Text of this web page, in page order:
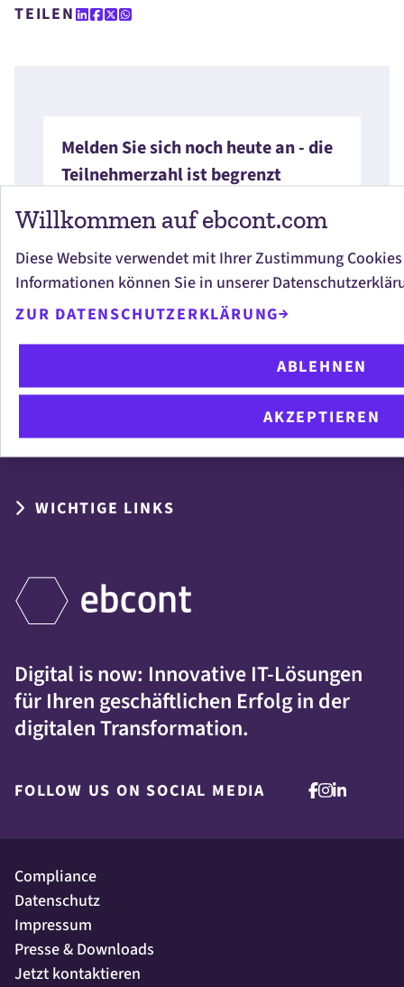
Willkommen auf ebcont.com
Diese Website verwendet mit Ihrer Zustimmung
Informationen können Sie in unserer
ZUR DATENSCHUTZERKLÄRUNG
ABLEHNEN
AKZEPTIEREN
TEILEN
Melden Sie sich noch heute an - die
Teilnehmerzahl ist begrenzt
Die Anmeldung erfolgt über unseren Partner
JETZT ANMELDEN
WICHTIGE LINKS
Digital is now: Innovative IT-Lösungen
für Ihren geschäftlichen Erfolg in der
digitalen Transformation.
FOLLOW US ON SOCIAL MEDIA
Compliance
Datenschutz
Impressum
Presse & Downloads
Jetzt kontaktieren